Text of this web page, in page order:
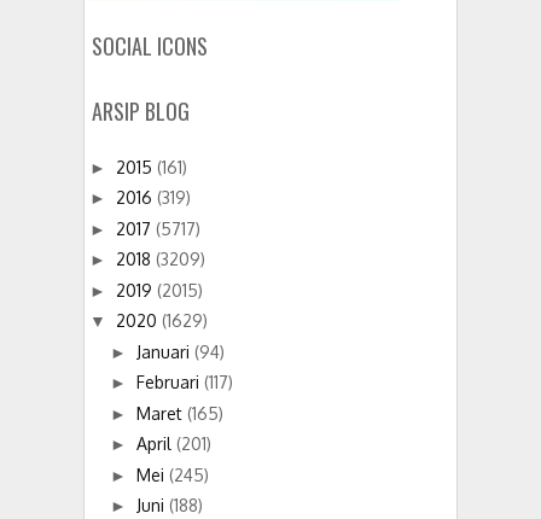
SOCIAL ICONS
ARSIP BLOG
► 2015 (161)
► 2016 (319)
► 2017 (5717)
► 2018 (3209)
► 2019 (2015)
▼ 2020 (1629)
► Januari (94)
► Februari (117)
► Maret (165)
► April (201)
► Mei (245)
► Juni (188)